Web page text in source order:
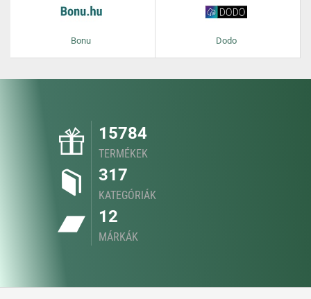
Bonu Dodo
15784
TERMÉKEK
317
KATEGÓRIÁK
12
MÁRKÁK